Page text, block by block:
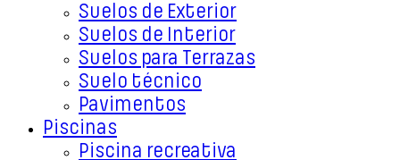
Suelos de Exterior
Suelos de Interior
Suelos para Terrazas
Suelo técnico
Pavimentos
Piscinas
Piscina recreativa